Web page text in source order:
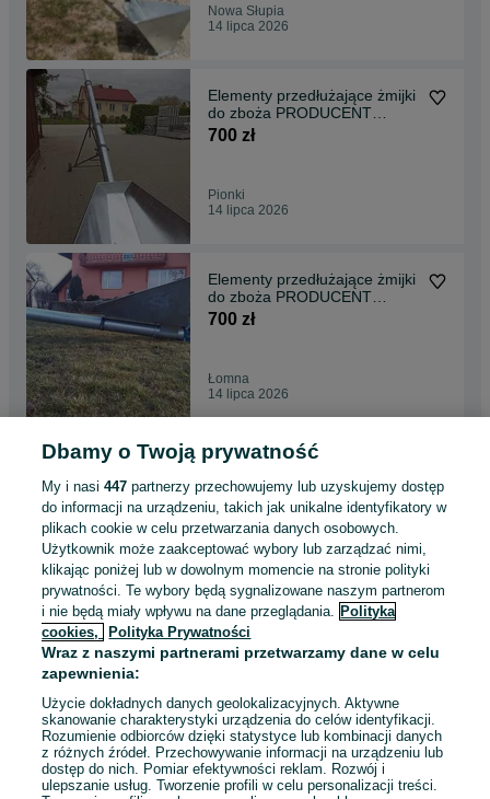
Nowa Słupia
14 lipca 2026
Elementy przedłużające żmijki
do zboża PRODUCENT
Gwarancja transport
700 zł
Pionki
14 lipca 2026
Elementy przedłużające żmijki
do zboża PRODUCENT
Gwarancja transport!
700 zł
Łomna
14 lipca 2026
Elementy przedłużające żmijki
do zboża PRODUCENT
GWARANCJA TRANSPORT!
700 zł
Czeladź, Kolonia Małobądź
14 lipca 2026
Elementy przedłużające żmijki
do zboża PRODUCENT
Pyzdry
14 lipca 2026
Dbamy o Twoją prywatność
My i nasi447 partnerzy przechowujemy lub uzyskujemy dostęp
do informacji na urządzeniu, takich jak unikalne identyfikatory w
plikach cookie w celu przetwarzania danych osobowych.
Użytkownik może zaakceptować wybory lub zarządzać nimi,
klikając poniżej lub w dowolnym momencie na stronie polityki
prywatności. Te wybory będą sygnalizowane naszym partnerom
i nie będą miały wpływu na dane przeglądania. Polityka
cookies,
Polityka Prywatności
Wraz z naszymi partnerami przetwarzamy dane w celu
zapewnienia:
Użycie dokładnych danych geolokalizacyjnych. Aktywne
skanowanie charakterystyki urządzenia do celów identyfikacji.
Rozumienie odbiorców dzięki statystyce lub kombinacji danych
z różnych źródeł. Przechowywanie informacji na urządzeniu lub
dostęp do nich. Pomiar efektywności reklam. Rozwój i
ulepszanie usług. Tworzenie profili w celu personalizacji treści.